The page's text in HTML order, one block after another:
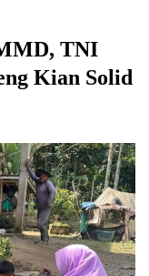
TNI
Kian Solid